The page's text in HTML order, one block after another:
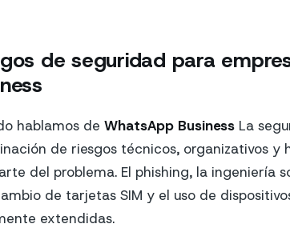
de seguridad para
hablamos de WhatsApp Business La
de riesgos técnicos, organizativos y
del problema. El phishing, la ingeniería
de tarjetas SIM y el uso de
extendidas.